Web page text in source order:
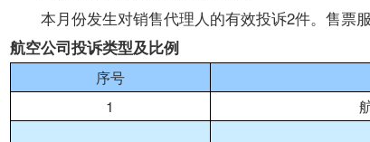
本月份发生对销售代理人的有效投诉2件。售票服
航空公司投诉类型及比例
序号
1
式